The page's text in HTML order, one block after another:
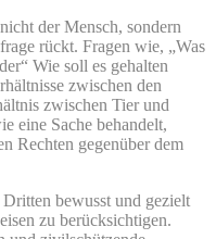
der Mensch, sondern
rückt. Fragen wie, „Was
Wie soll es gehalten
zwischen den
zwischen Tier und
eine Sache behandelt,
Rechten gegenüber dem
bewusst und gezielt
zu berücksichtigen.